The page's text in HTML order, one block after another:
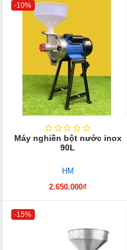
-10%
Máy nghiền bột nước inox
90L
HM
2.650.000₫
-15%